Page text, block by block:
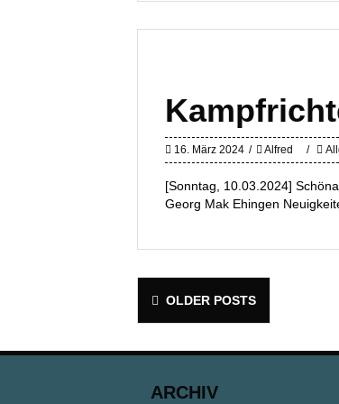
16. März 2024 Alfred
[Sonntag, 10.03.2024]
Georg Mak Ehingen
Posts
navigation
OLDER POSTS
ARCHIV